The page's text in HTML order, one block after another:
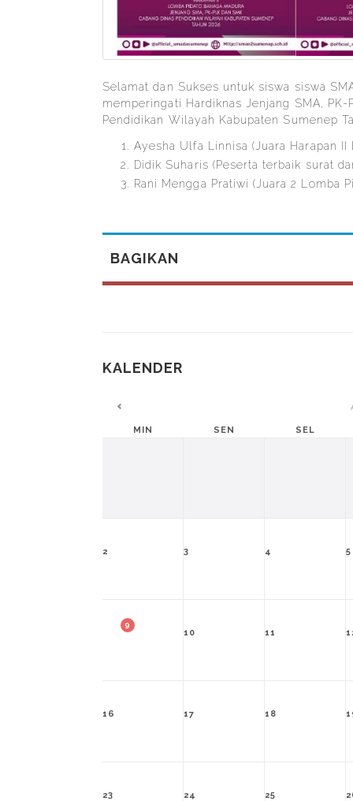
Selamat dan Sukses untuk siswa siswa
memperingati Hardiknas Jenjang SMA,
Pendidikan Wilayah Kabupaten Sumenep
Ayesha Ulfa Linnisa (Juara Harapan II
Didik Suharis (Peserta terbaik surat
Rani Mengga Pratiwi (Juara 2 Lomba
BAGIKAN
KALENDER
MIN SEN SEL
2 3 4 5
9
10 11
16 17 18
23 24 25